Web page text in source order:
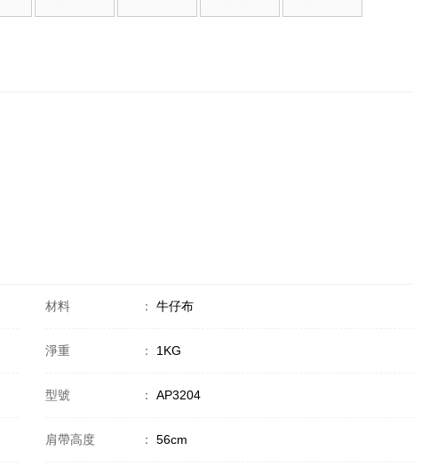
材料 ： 牛仔布
淨重 ： 1KG
型號 ： AP3204
肩帶高度 ： 56cm